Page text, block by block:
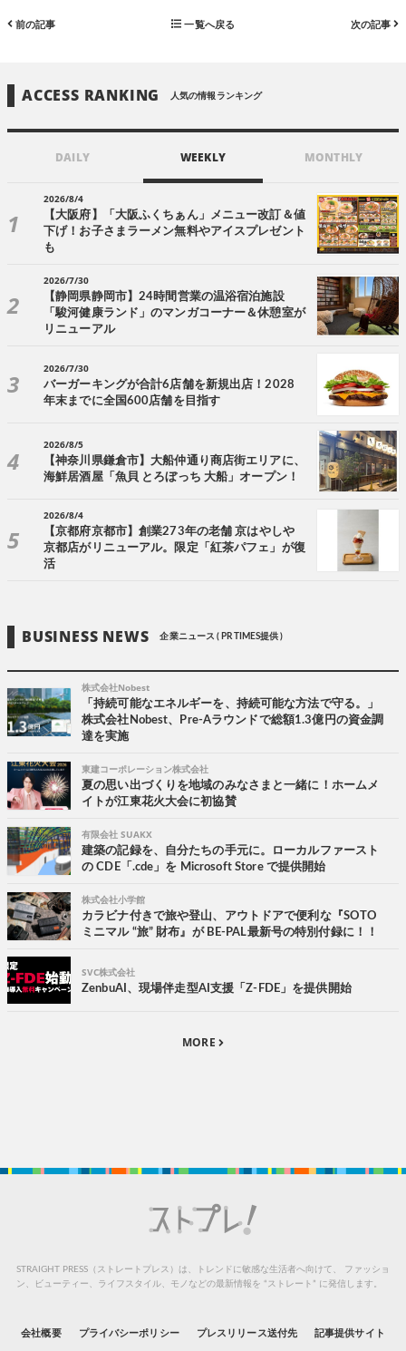
前の記事 一覧へ戻る 次の記事
ACCESS RANKING 人気の情報ランキング
DAILY WEEKLY MONTHLY
2026/8/4
【大阪府】「大阪ふくちぁん」メニュー改訂＆値
下げ！お子さまラーメン無料やアイスプレゼント
も
2026/7/30
【静岡県静岡市】24時間営業の温浴宿泊施設
「駿河健康ランド」のマンガコーナー＆休憩室が
リニューアル
2026/7/30
バーガーキングが合計6店舗を新規出店！2028
年末までに全国600店舗を目指す
2026/8/5
【神奈川県鎌倉市】大船仲通り商店街エリアに、
海鮮居酒屋「魚貝 とろぼっち 大船」オープン！
2026/8/4
【京都府京都市】創業273年の老舗 京はやしや
京都店がリニューアル。限定「紅茶パフェ」が復
活
BUSINESS NEWS 企業ニュース ( PR TIMES提供 )
株式会社Nobest
「持続可能なエネルギーを、持続可能な方法で守る。」
株式会社Nobest、Pre-Aラウンドで総額1.3億円の資金調
達を実施
東建コーポレーション株式会社
夏の思い出づくりを地域のみなさまと一緒に！ホームメ
イトが江東花火大会に初協賛
有限会社 SUAKX
建築の記録を、自分たちの手元に。ローカルファースト
の CDE「.cde」を Microsoft Store で提供開始
株式会社小学館
カラビナ付きで旅や登山、アウトドアで便利な『SOTO
ミニマル “旅” 財布』が BE-PAL最新号の特別付録に！！
SVC株式会社
ZenbuAI、現場伴走型AI支援「Z-FDE」を提供開始
MORE
STRAIGHT PRESS（ストレートプレス）は、トレンドに敏感な生活者へ向けて、
ファッショ
ン、ビューティー、ライフスタイル、モノなどの最新情報を “ストレート” に発信します。
会社概要 プライバシーポリシー プレスリリース送付先 記事提供サイト